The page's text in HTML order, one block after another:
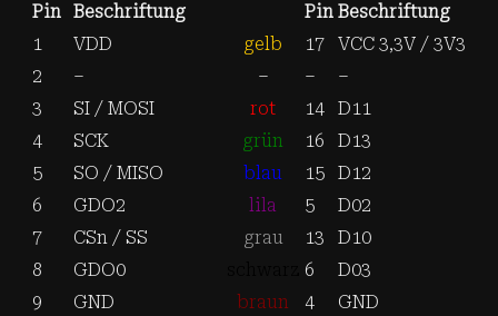
Pin Beschriftung Pin Beschriftung
1
VDD gelb 17
VCC 3,3V / 3V3
2
– – –
–
3
SI / MOSI rot 14
D11
4
SCK grün 16
D13
5
SO / MISO blau 15
D12
6
GDO2 lila 5
D02
7
CSn / SS grau 13
D10
8
GDO0 6
D03
9
GND braun 4
GND